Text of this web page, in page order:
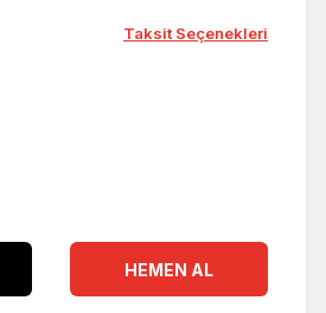
Taksit Seçenekleri
HEMEN AL